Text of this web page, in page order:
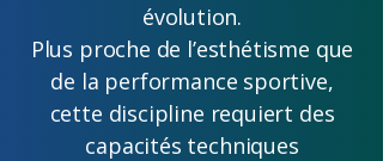
évolution.
Plus proche de l’esthétisme que
de la performance sportive,
cette discipline requiert des
capacités techniques